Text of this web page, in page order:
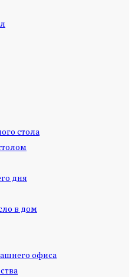
стола
дня
в дом
офиса